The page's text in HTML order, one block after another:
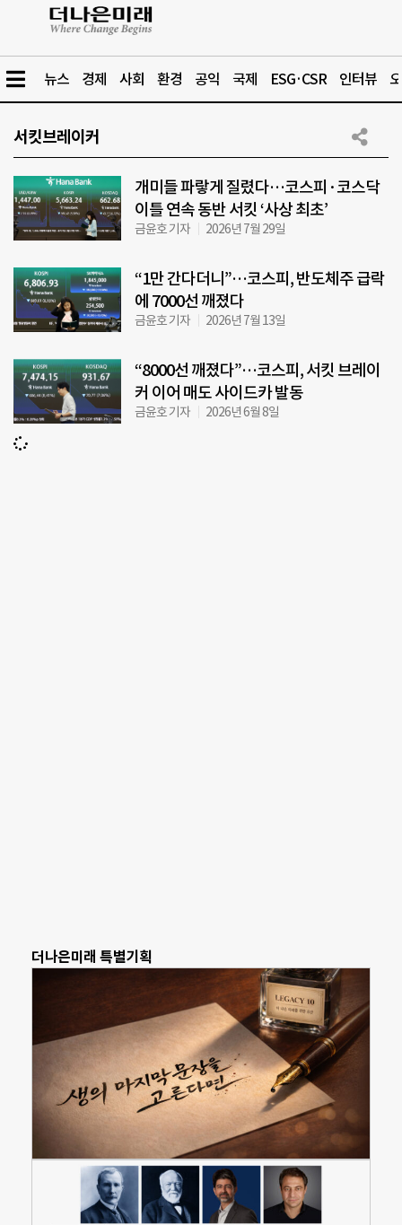
뉴스 경제 사회 환경 공익 국제 ESG·CSR 인터뷰
서킷브레이커
개미들 파랗게 질렸다…코스피·코스닥
이틀 연속 동반 서킷 ‘사상 최초’
금윤호 기자 2026년 7월 29일
“1만 간다더니”…코스피, 반도체주 급락
에 7000선 깨졌다
금윤호 기자 2026년 7월 13일
“8000선 깨졌다”…코스피, 서킷 브레이
커 이어 매도 사이드카 발동
금윤호 기자 2026년 6월 8일
더나은미래 특별기획